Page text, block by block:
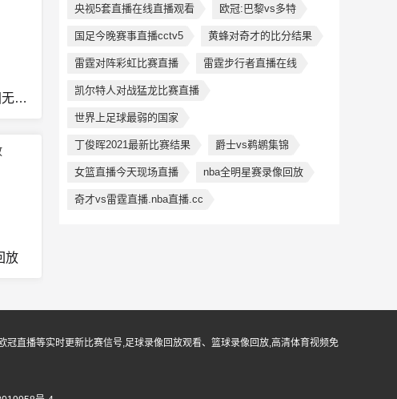
2036年奥运会中国无缘申办
放
央视5套直播在线直播观看 欧冠:巴黎vs多特
国足今晚赛事直播cctv5 黄蜂对奇才的比分结果
雷霆对阵彩虹比赛直播 雷霆步行者直播在线
凯尔特人对战猛龙比赛直播
世界上足球最弱的国家
丁俊晖2021最新比赛结果 爵士vs鹈鹕集锦
女篮直播今天现场直播 nba全明星赛录像回放
奇才vs雷霆直播.nba直播.cc
直播等实时更新比赛信号,足球录像回放观看、篮球录像回放,高清体育视频免